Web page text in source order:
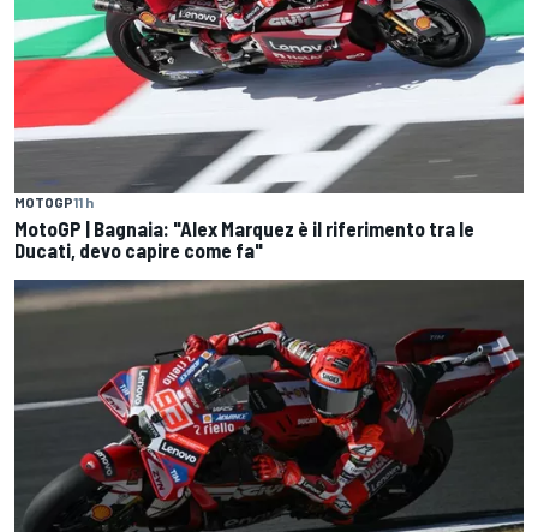
MOTOGP11 h
MotoGP | Bagnaia: "Alex Marquez è il riferimento tra le
Ducati, devo capire come fa"